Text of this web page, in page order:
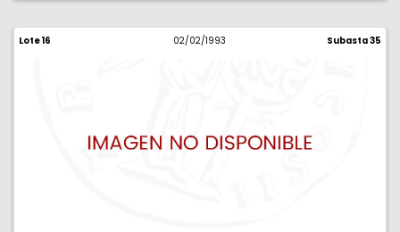
Lote 16 02/02/1993 Subasta 35